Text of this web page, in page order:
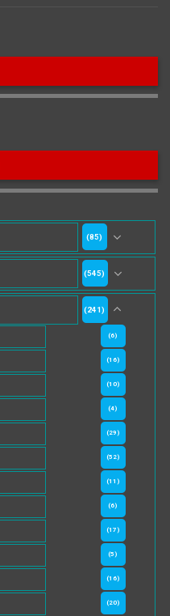
(85)
(545)
(241)
(6)
(16)
(10)
(4)
(29)
(52)
(11)
(6)
(17)
(5)
(16)
(20)